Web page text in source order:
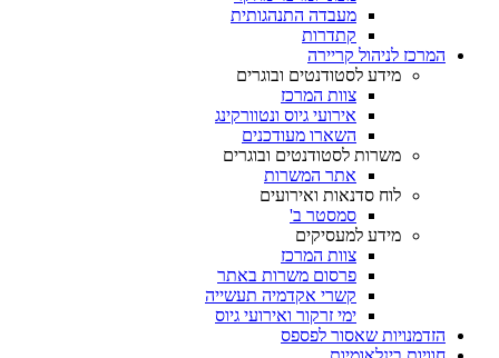
מעבדה התנהגותית
קתדרות
המרכז לניהול קריירה
מידע לסטודנטים ובוגרים
צוות המרכז
אירועי גיוס ונטוורקינג
השארו מעודכנים
משרות לסטודנטים ובוגרים
אתר המשרות
לוח סדנאות ואירועים
סמסטר ב'
מידע למעסיקים
צוות המרכז
פרסום משרות באתר
קשרי אקדמיה תעשייה
ימי זרקור ואירועי גיוס
הזדמנויות שאסור לפספס